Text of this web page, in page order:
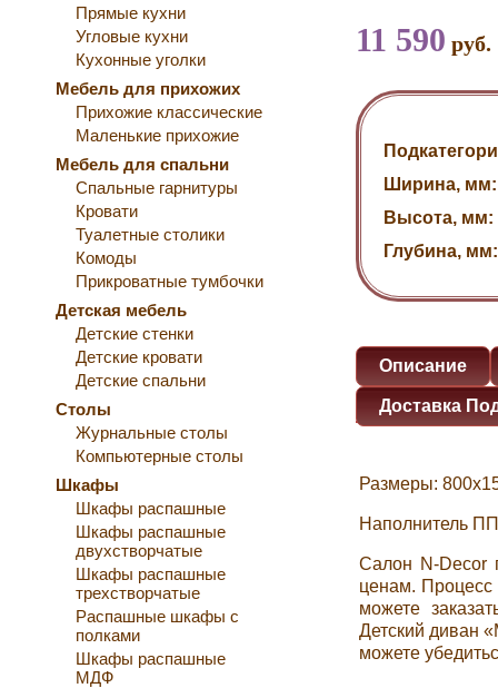
Прямые кухни
Угловые кухни
Кухонные уголки
Мебель для прихожих
Прихожие классические
Маленькие прихожие
Мебель для спальни
Спальные гарнитуры
Кровати
Туалетные столики
Комоды
Прикроватные тумбочки
Детская мебель
Детские стенки
Детские кровати
Детские спальни
Столы
Журнальные столы
Компьютерные столы
Шкафы
Шкафы распашные
Шкафы распашные
двухстворчатые
Шкафы распашные
трехстворчатые
Распашные шкафы с
полками
Шкафы распашные
МДФ
11 590 руб.
Ширина, мм:
Высота, мм:
Глубина, мм:
Описание
Доставка
Размеры:
Наполнитель
Салон N-Decor
ценам. Процесс
можете
Детский диван
можете